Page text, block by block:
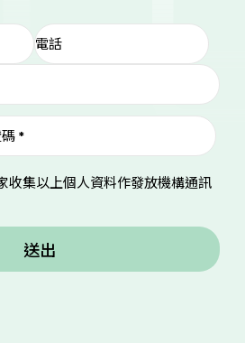
收集以上個人資料作發放機構通訊
送出